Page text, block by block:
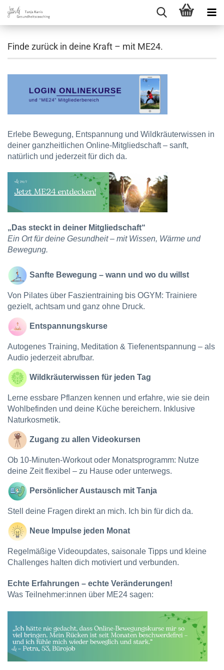
Finde zurück in deine Kraft – mit ME24.
Erlebe Bewegung, Entspannung und Wildkräuterwissen in
deiner ganzheitlichen Online-Mitgliedschaft – sanft,
natürlich und jederzeit für dich da.
„Das steckt in deiner Mitgliedschaft“
Ein Ort für deine Gesundheit – mit Wissen, Wärme und
Bewegung.
Sanfte Bewegung – wann und wo du willst
Von Pilates über Faszientraining bis OGYM: Trainiere
gezielt, achtsam und ganz ohne Druck.
Entspannungskurse
Autogenes Training, Meditation & Tiefenentspannung – als
Audio jederzeit abrufbar.
Wildkräuterwissen für jeden Tag
Lerne essbare Pflanzen kennen und erfahre, wie sie dein
Wohlbefinden und deine Küche bereichern. Inklusive
Naturkosmetik.
Zugang zu allen Videokursen
Ob 10-Minuten-Workout oder Monatsprogramm: Nutze
deine Zeit flexibel – zu Hause oder unterwegs.
Persönlicher Austausch mit Tanja
Stell deine Fragen direkt an mich. Ich bin für dich da.
Neue Impulse jeden Monat
Regelmäßige Videoupdates, saisonale Tipps und kleine
Challenges halten dich motiviert und verbunden.
Echte Erfahrungen – echte Veränderungen!
Was Teilnehmer:innen über ME24 sagen: